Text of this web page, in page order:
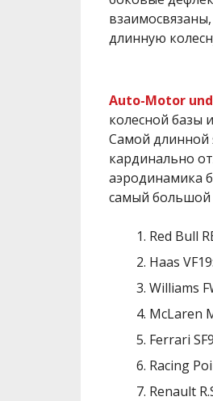
длинную
Auto-Motor
колесной базы
Самой длинной
кардинально
аэродинамика
самый большой
Red Bull
Haas
Williams
McLaren
Ferrari
Racing
Renault